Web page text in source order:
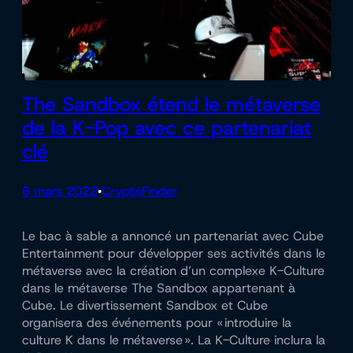
The Sandbox étend le métaverse
de la K-Pop avec ce partenariat
clé
6 mars 2022•CryptoFinder
Le bac à sable a annoncé un partenariat avec Cube
Entertainment pour développer ses activités dans le
métaverse avec la création d’un complexe K-Culture
dans le métaverse The Sandbox appartenant à
Cube. Le divertissement Sandbox et Cube
organisera des événements pour « introduire la
culture K dans le métaverse ». La K-Culture inclura la